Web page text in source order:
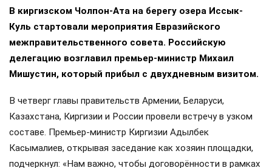
В киргизском Чолпон-Ата на берегу озера Иссык-
Куль стартовали мероприятия Евразийского
межправительственного совета. Российскую
делегацию возглавил премьер-министр Михаил
Мишустин, который прибыл с двухдневным визитом.
В четверг главы правительств Армении, Беларуси,
Казахстана, Киргизии и России провели встречу в узком
составе. Премьер-министр Киргизии Адылбек
Касымалиев, открывая заседание как хозяин площадки,
подчеркнул: «Нам важно, чтобы договорённости в рамках